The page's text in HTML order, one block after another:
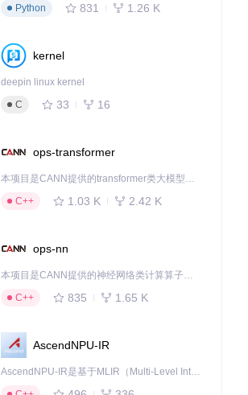
Python
831 1.26 K
kernel
deepin linux kernel
C
33 16
ops-transformer
本项目是CANN提供的transformer类大模型算子库，实现网络在NPU上加速计算。
C++
1.03 K 2.42 K
ops-nn
本项目是CANN提供的神经网络类计算算子库，实现网络在NPU上加速计算。
C++
835 1.65 K
AscendNPU-IR
AscendNPU-IR是基于MLIR（Multi-Level Intermediate Representation）构建的，面向昇腾亲和算子编译时使用的中间表示，提供昇腾完备表达能力，通过编译优化提升昇腾AI处理器计算效率，支持通过生态框架使能昇腾AI处理器与深度调优